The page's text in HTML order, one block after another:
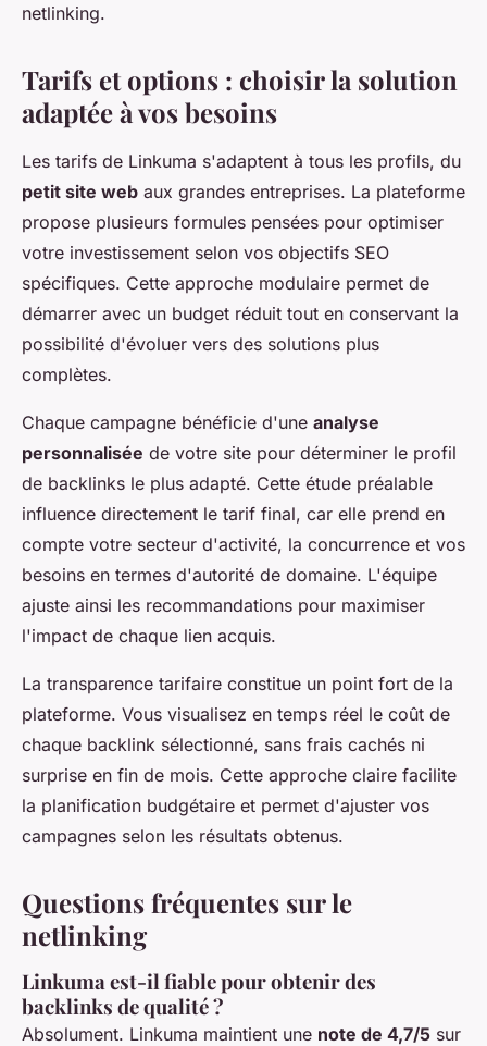
netlinking.
Tarifs et options : choisir la solution
adaptée à vos besoins
Les tarifs de Linkuma s'adaptent à tous les profils, du
petit site web aux grandes entreprises. La plateforme
propose plusieurs formules pensées pour optimiser
votre investissement selon vos objectifs SEO
spécifiques. Cette approche modulaire permet de
démarrer avec un budget réduit tout en conservant la
possibilité d'évoluer vers des solutions plus
complètes.
Chaque campagne bénéficie d'une analyse
personnalisée de votre site pour déterminer le profil
de backlinks le plus adapté. Cette étude préalable
influence directement le tarif final, car elle prend en
compte votre secteur d'activité, la concurrence et vos
besoins en termes d'autorité de domaine. L'équipe
ajuste ainsi les recommandations pour maximiser
l'impact de chaque lien acquis.
La transparence tarifaire constitue un point fort de la
plateforme. Vous visualisez en temps réel le coût de
chaque backlink sélectionné, sans frais cachés ni
surprise en fin de mois. Cette approche claire facilite
la planification budgétaire et permet d'ajuster vos
campagnes selon les résultats obtenus.
Questions fréquentes sur le
netlinking
Linkuma est-il fiable pour obtenir des
backlinks de qualité ?
Absolument. Linkuma maintient une note de 4,7/5 sur